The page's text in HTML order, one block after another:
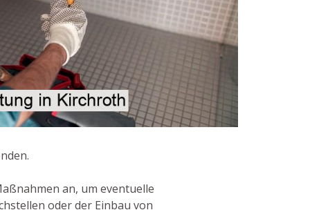
an, um eventuelle
oder der Einbau von